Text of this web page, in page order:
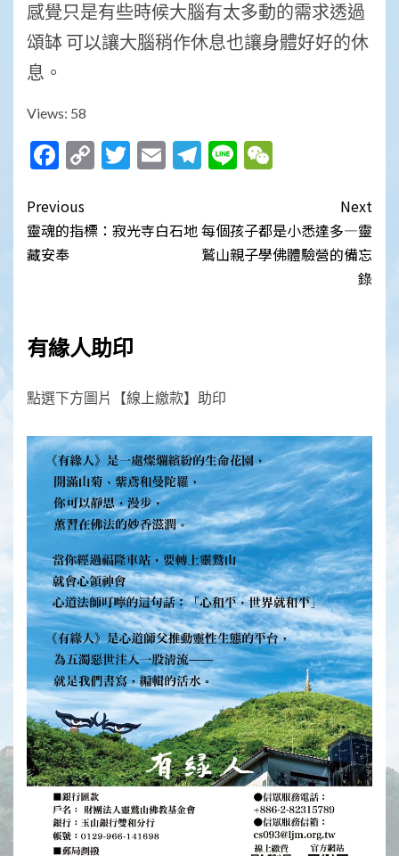
感覺只是有些時候大腦有太多動的需求透過
頌缽 可以讓大腦稍作休息也讓身體好好的休
息。
Views: 58
Facebook
CopyTwitter
EmailTelegram
Line
Post
navigation
Previous
靈魂的指標：寂光寺白石地
藏安奉
Next
每個孩子都是小悉達多—靈
鷲山親子學佛體驗營的備忘
錄
有緣人助印
點選下方圖片【線上繳款】助印